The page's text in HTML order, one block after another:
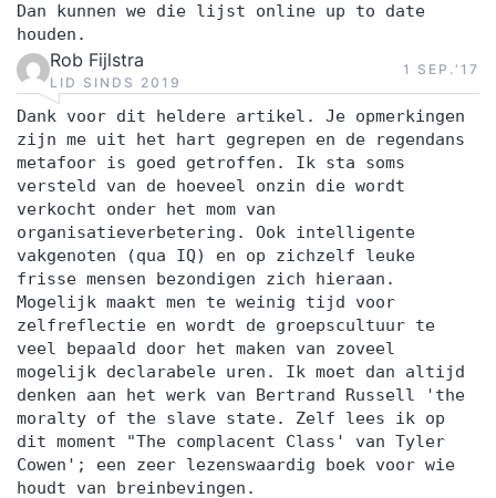
Dan kunnen we die lijst online up to date
houden.
Rob Fijlstra
LID SINDS 2019
1 SEP.‘17
Dank voor dit heldere artikel. Je opmerkingen
zijn me uit het hart gegrepen en de regendans
metafoor is goed getroffen. Ik sta soms
versteld van de hoeveel onzin die wordt
verkocht onder het mom van
organisatieverbetering. Ook intelligente
vakgenoten (qua IQ) en op zichzelf leuke
frisse mensen bezondigen zich hieraan.
Mogelijk maakt men te weinig tijd voor
zelfreflectie en wordt de groepscultuur te
veel bepaald door het maken van zoveel
mogelijk declarabele uren. Ik moet dan altijd
denken aan het werk van Bertrand Russell 'the
moralty of the slave state. Zelf lees ik op
dit moment "The complacent Class' van Tyler
Cowen'; een zeer lezenswaardig boek voor wie
houdt van breinbevingen.